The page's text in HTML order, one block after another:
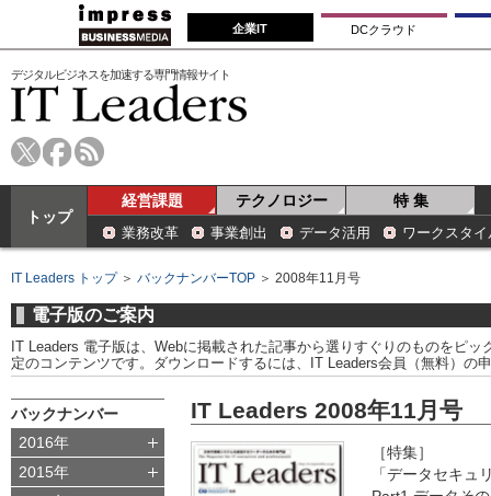
企業IT DCクラウド
デジタルビジネスを加速する専門情報サイト
トップ
経営課題 テクノロジー 特 集
業務改革 事業創出 データ活用 ワークスタイ
IT Leaders トップ＞ バックナンバーTOP ＞ 2008年11月号
電子版のご案内
IT Leaders 電子版は、Webに掲載された記事から選りすぐりのものをピ
定のコンテンツです。ダウンロードするには、IT Leaders会員（無料）の
バックナンバー
2016年
2015年
IT Leaders 2008年11月号
［特集］
「データセキュ